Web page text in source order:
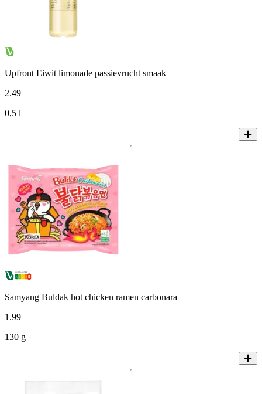
Upfront Eiwit limonade passievrucht smaak
2.49
0,5 l
Samyang Buldak hot chicken ramen carbonara
1 .99
130 g